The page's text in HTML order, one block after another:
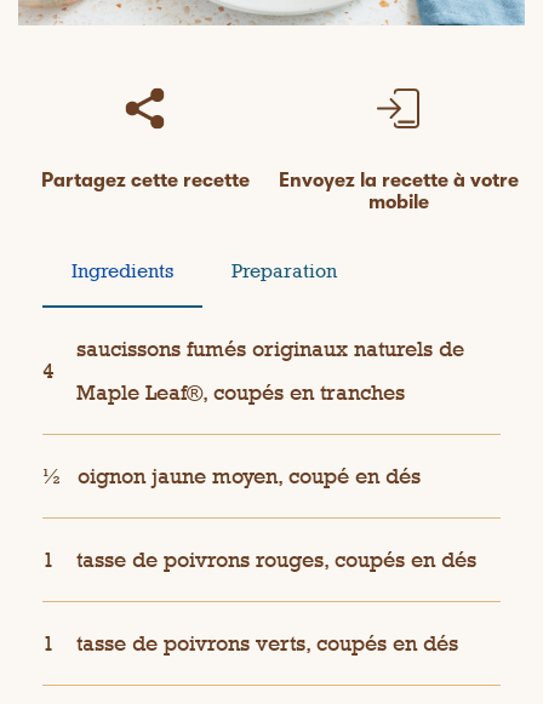
Partagez cette recette
Envoyez la recette à votre
mobile
Ingredients Preparation
4
saucissons fumés originaux naturels de
Maple Leaf®, coupés en tranches
½ oignon jaune moyen, coupé en dés
1 tasse de poivrons rouges, coupés en dés
1 tasse de poivrons verts, coupés en dés